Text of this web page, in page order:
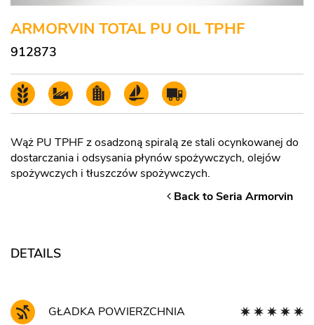
ARMORVIN TOTAL PU OIL TPHF
912873
Wąż PU TPHF z osadzoną spiralą ze stali ocynkowanej do
dostarczania i odsysania płynów spożywczych, olejów
spożywczych i tłuszczów spożywczych.
Back to Seria Armorvin
DETAILS
GŁADKA POWIERZCHNIA